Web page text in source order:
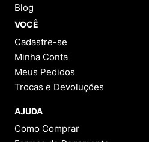
Blog
VOCÊ
Cadastre-se
Minha Conta
Meus Pedidos
Trocas e Devoluções
AJUDA
Como Comprar